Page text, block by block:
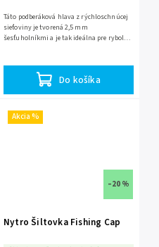
Do košíka
Táto podberáková hlava z rýchloschnúcej
sieťoviny je tvorená 2,5 mm
šesťuholníkmi a je tak ideálna pre rybolov
Akcia %
–20 %
Nytro Šiltovka Fishing Cap